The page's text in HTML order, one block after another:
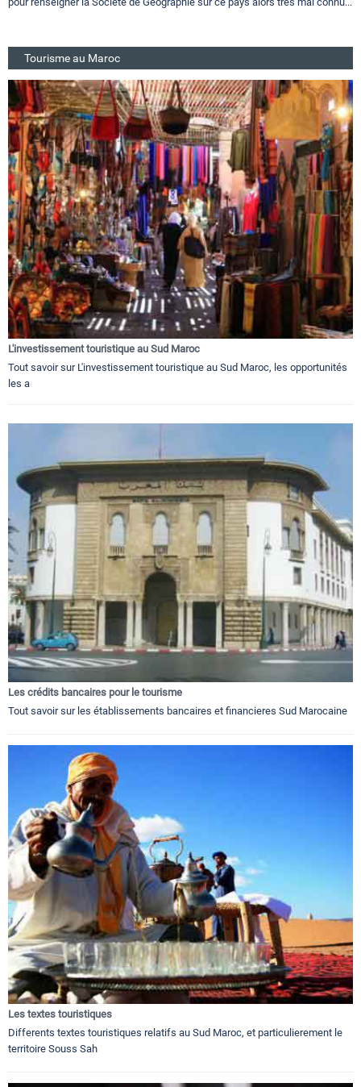
Tourisme au Maroc
L'investissement touristique au Sud Maroc
Tout savoir sur L'investissement touristique au Sud Maroc, les opportunités
les a
Les crédits bancaires pour le tourisme
Tout savoir sur les établissements bancaires et financieres Sud Marocaine
Les textes touristiques
Differents textes touristiques relatifs au Sud Maroc, et particulierement le
territoire Souss Sah